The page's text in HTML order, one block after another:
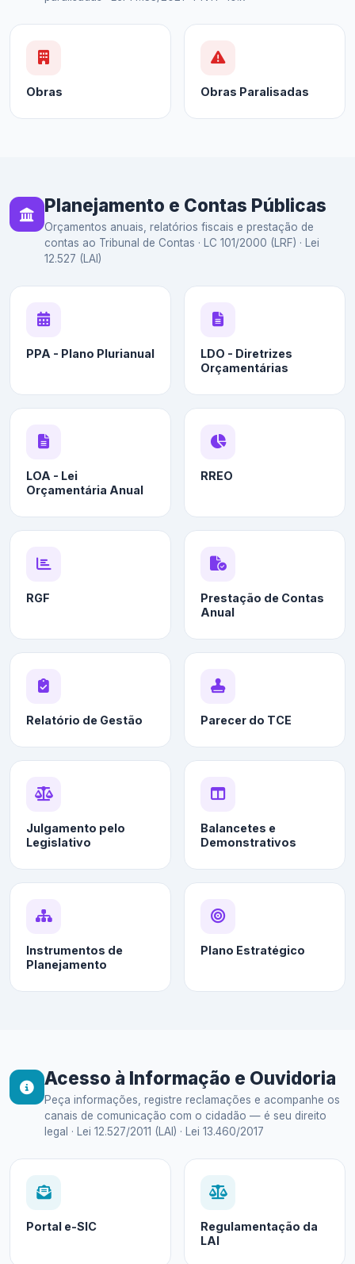
Obras Obras Paralisadas
Planejamento e Contas Públicas
Orçamentos anuais, relatórios fiscais e prestação de
contas ao Tribunal de Contas · LC 101/2000 (LRF) · Lei
12.527 (LAI)
PPA - Plano Plurianual
LDO - Diretrizes
Orçamentárias
LOA - Lei
Orçamentária Anual
RREO
RGF
Prestação de Contas
Anual
Relatório de Gestão Parecer do TCE
Julgamento pelo
Legislativo
Balancetes e
Demonstrativos
Instrumentos de
Planejamento
Plano Estratégico
Acesso à Informação e Ouvidoria
Peça informações, registre reclamações e acompanhe os
canais de comunicação com o cidadão — é seu direito
legal · Lei 12.527/2011 (LAI) · Lei 13.460/2017
Portal e-SIC
Regulamentação da
LAI